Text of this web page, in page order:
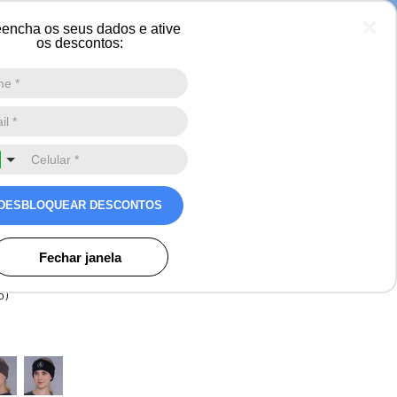
os seus dados e ative
os descontos:
DESBLOQUEAR DESCONTOS
Fechar janela
headband em tricot
Las Ventanas para o